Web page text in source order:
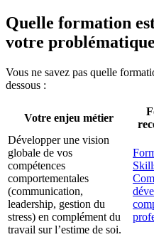
Quelle formation
votre
Vous ne savez pas quelle
dessous :
Votre enjeu métier
Développer une vision
globale de vos
compétences
comportementales
(communication,
leadership, gestion du
stress) en complément du
travail sur l’estime de soi.